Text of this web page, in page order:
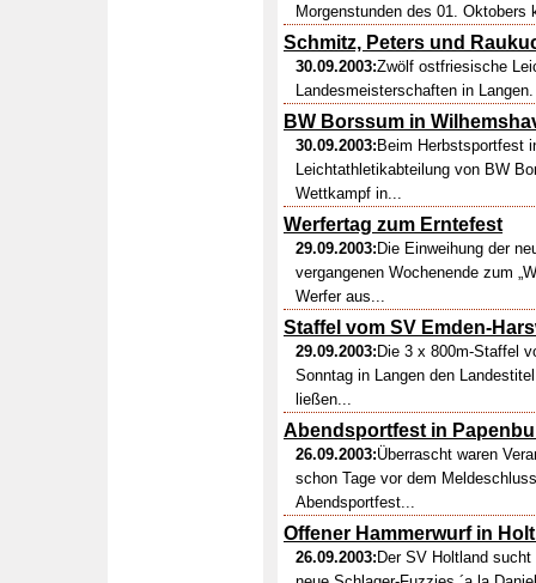
Morgenstunden des 01. Oktobers
Schmitz, Peters und
30.09.2003:Zwölf ostfriesische
Landesmeisterschaften in
BW Borssum in
30.09.2003: Beim Herbstsportfest
Leichtathletikabteilung von BW
Wettkampf in...
Werfertag zum Erntefest
29.09.2003: Die Einweihung der
vergangenen Wochenende zum
Werfer aus...
Staffel vom SV Emden-
29.09.2003: Die 3 x 800m-Staffel
Sonntag in Langen den
ließen...
Abendsportfest in
26.09.2003:Überrascht waren
schon Tage vor dem
Abendsportfest...
Offener Hammerwurf in
26.09.2003: Der SV Holtland